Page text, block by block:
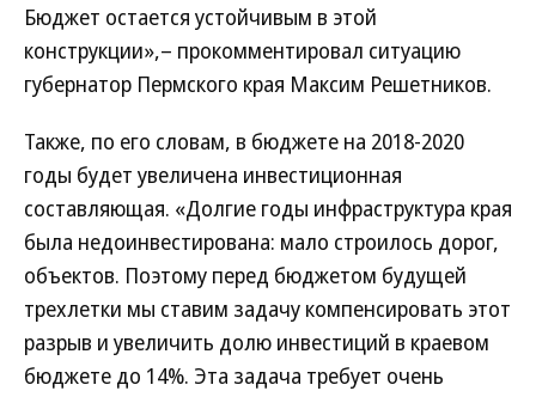
Бюджет остается устойчивым в этой
конструкции»,– прокомментировал ситуацию
губернатор Пермского края Максим Решетников.
Также, по его словам, в бюджете на 2018-2020
годы будет увеличена инвестиционная
составляющая. «Долгие годы инфраструктура края
была недоинвестирована: мало строилось дорог,
объектов. Поэтому перед бюджетом будущей
трехлетки мы ставим задачу компенсировать этот
разрыв и увеличить долю инвестиций в краевом
бюджете до 14%. Эта задача требует очень